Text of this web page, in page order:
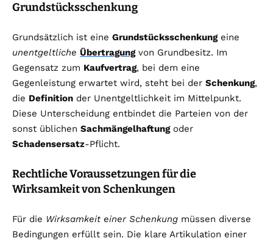
Grundstücksschenkung
Grundsätzlich ist eine Grundstücksschenkungeine
unentgeltliche Übertragungvon Grundbesitz. Im
Gegensatz zum Kaufvertrag, bei dem eine
Gegenleistung erwartet wird, steht bei der Schenkung,
die Definition der Unentgeltlichkeit im Mittelpunkt.
Diese Unterscheidung entbindet die Parteien von der
sonst üblichen Sachmängelhaftungoder
Schadensersatz-Pflicht.
Rechtliche Voraussetzungen für die
Wirksamkeit von Schenkungen
Für die Wirksamkeit einer Schenkung müssen diverse
Bedingungen erfüllt sein. Die klare Artikulation einer